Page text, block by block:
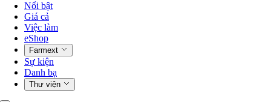
Nổi bật
Giá cả
Việc làm
eShop
Farmext
Sự kiện
Danh bạ
Thư viện